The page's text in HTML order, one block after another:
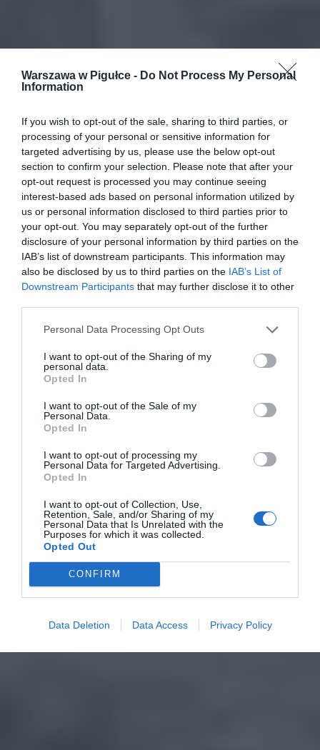
Warszawa w Pigułce - Do Not Process My Personal
Information
If you wish to opt-out of the sale, sharing to third parties, or
processing of your personal or sensitive information for
targeted advertising by us, please use the below opt-out
section to confirm your selection. Please note that after your
opt-out request is processed you may continue seeing
interest-based ads based on personal information utilized by
us or personal information disclosed to third parties prior to
your opt-out. You may separately opt-out of the further
disclosure of your personal information by third parties on the
IAB’s list of downstream participants. This information may
also be disclosed by us to third parties on the IAB’s List of
Downstream Participants that may further disclose it to other
Personal Data Processing Opt Outs
I want to opt-out of the Sharing of my
personal data.
Opted In
I want to opt-out of the Sale of my
Personal Data.
Opted In
I want to opt-out of processing my
Personal Data for Targeted Advertising.
Opted In
I want to opt-out of Collection, Use,
Retention, Sale, and/or Sharing of my
Personal Data that Is Unrelated with the
Purposes for which it was collected.
Opted Out
CONFIRM
Data Deletion Data Access Privacy Policy